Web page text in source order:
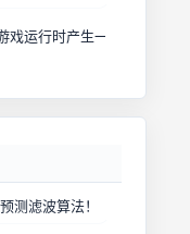
戏运行时产生一个0－1000
测滤波算法！